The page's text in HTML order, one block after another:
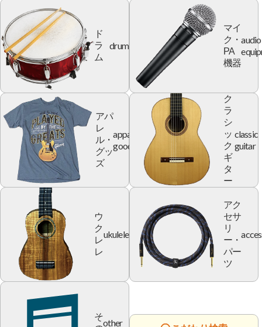
ド
ラ
ム
drum
マイ
ク・
PA
機器
audio
アパ
レ
ル・
グッ
ズ
apparel
goods
ク
ラ
シ
ッ
ク
ギ
タ
ー
classic
guitar
ウ
ク
レ
レ
ukulele
アク
セサ
リ
ー・
パー
ツ
そ
other